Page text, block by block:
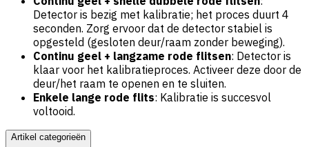
Detector is bezig met kalibratie; het proces duurt 4
seconden. Zorg ervoor dat de detector stabiel is
opgesteld (gesloten deur/raam zonder beweging).
Continu geel + langzame rode flitsen: Detector is
klaar voor het kalibratieproces. Activeer deze door de
deur/het raam te openen en te sluiten.
Enkele lange rode flits: Kalibratie is succesvol
voltooid.
Artikel categorieën